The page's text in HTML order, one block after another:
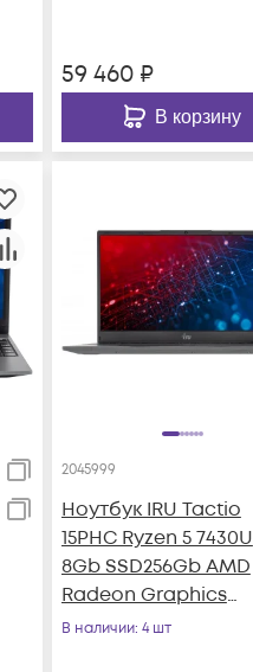
59 460₽
В корзину
2045999
Ноутбук IRU Tactio
15PHC Ryzen 5 7430U
8Gb SSD256Gb AMD
Radeon Graphics
15.6" IPS FHD
В наличии: 4 шт